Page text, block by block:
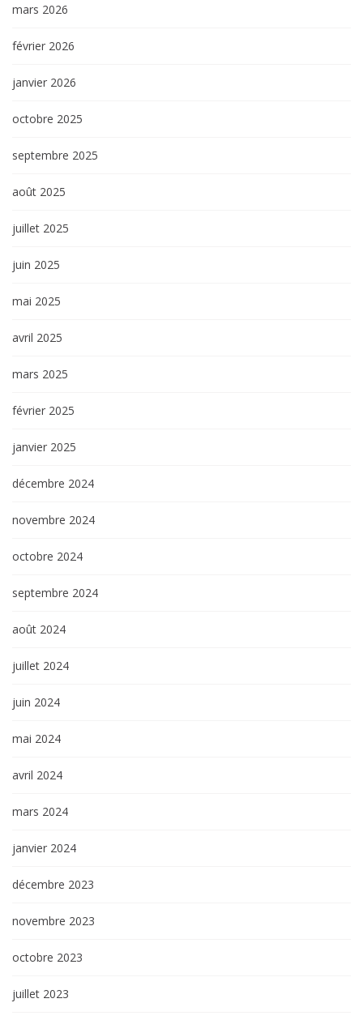
mars 2026
février 2026
janvier 2026
octobre 2025
septembre 2025
août 2025
juillet 2025
juin 2025
mai 2025
avril 2025
mars 2025
février 2025
janvier 2025
décembre 2024
novembre 2024
octobre 2024
septembre 2024
août 2024
juillet 2024
juin 2024
mai 2024
avril 2024
mars 2024
janvier 2024
décembre 2023
novembre 2023
octobre 2023
juillet 2023